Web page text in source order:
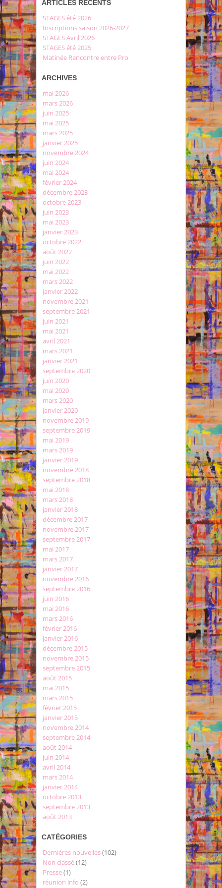
ARTICLES RÉCENTS
STAGES été 2026
Inscriptions saison 2026-2027
STAGES Avril 2026
STAGES été 2025
Matinée Rencontre entre Pro
ARCHIVES
mai 2026
mars 2026
juin 2025
mai 2025
mars 2025
janvier 2025
novembre 2024
juin 2024
mai 2024
février 2024
décembre 2023
octobre 2023
juin 2023
mai 2023
janvier 2023
octobre 2022
août 2022
juin 2022
mai 2022
mars 2022
janvier 2022
novembre 2021
septembre 2021
juin 2021
mai 2021
avril 2021
mars 2021
janvier 2021
septembre 2020
juin 2020
mai 2020
mars 2020
janvier 2020
novembre 2019
septembre 2019
mai 2019
mars 2019
janvier 2019
novembre 2018
septembre 2018
mai 2018
mars 2018
janvier 2018
décembre 2017
novembre 2017
septembre 2017
mai 2017
mars 2017
janvier 2017
novembre 2016
septembre 2016
juin 2016
mai 2016
mars 2016
février 2016
janvier 2016
décembre 2015
novembre 2015
septembre 2015
août 2015
mai 2015
mars 2015
février 2015
janvier 2015
novembre 2014
septembre 2014
août 2014
juin 2014
avril 2014
mars 2014
janvier 2014
octobre 2013
septembre 2013
août 2013
CATÉGORIES
Dernières nouvelles(102)
Non classé(12)
Presse(1)
réunion info (2)